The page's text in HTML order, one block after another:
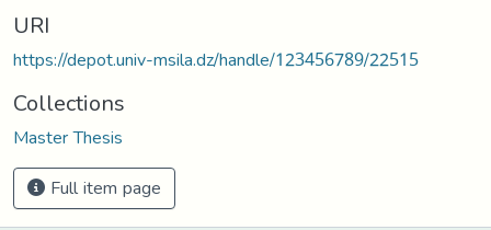
URI
https://depot.univ-msila.dz/handle/123456789/22515
Collections
Master Thesis
Full item page